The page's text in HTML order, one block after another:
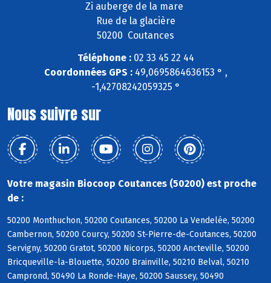
Zi auberge de la mare
Rue de la glacière
50200 Coutances
Téléphone :02 33 45 22 44
Coordonnées GPS :49,0695864636153 ° ,
-1,42708242059325 °
Nous suivre sur
Votre magasin Biocoop Coutances (50200) est proche
de :
50200 Monthuchon, 50200 Coutances, 50200 La Vendelée, 50200
Cambernon, 50200 Courcy, 50200 St-Pierre-de-Coutances, 50200
Servigny, 50200 Gratot, 50200 Nicorps, 50200 Ancteville, 50200
Bricqueville-la-Blouette, 50200 Brainville, 50210 Belval, 50210
Camprond, 50490 La Ronde-Haye, 50200 Saussey, 50490